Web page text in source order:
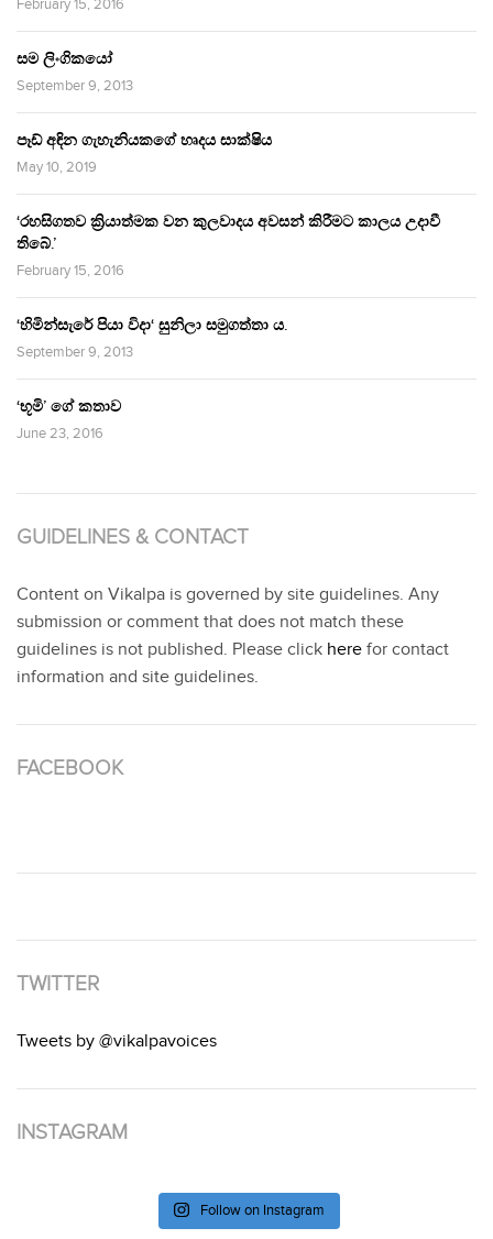
February 15, 2016
සම ලිංගිකයෝ
September 9, 2013
පෑඩ් අඳින ගැහැනියකගේ හෘදය සාක්ෂිය
May 10, 2019
‘රහසිගතව ක්‍රියාත්මක වන කුලවාදය අවසන් කිරීමට කාලය උදාවී
තිබේ.’
February 15, 2016
‘හිමින්සැරේ පියා විදා‘ සුනිලා සමුගත්තා ය.
September 9, 2013
‘භූමි’ ගේ කතාව
June 23, 2016
GUIDELINES & CONTACT
Content on Vikalpa is governed by site guidelines. Any
submission or comment that does not match these
guidelines is not published. Please click here for contact
information and site guidelines.
FACEBOOK
TWITTER
Tweets by @vikalpavoices
INSTAGRAM
Follow on Instagram